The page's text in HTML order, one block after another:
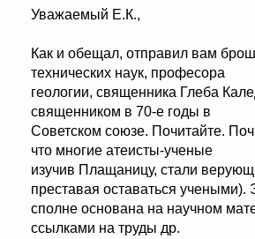
Уважаемый Е.К.,
Как и обещал, отправил вам
технических наук, професора
геологии, священника Глеба
священником в 70-е годы в
Советском союзе. Почитайте.
что многие атеисты-ученые
изучив Плащаницу, стали
преставая оставаться учеными).
сполне основана на научном
ссылками на труды др.